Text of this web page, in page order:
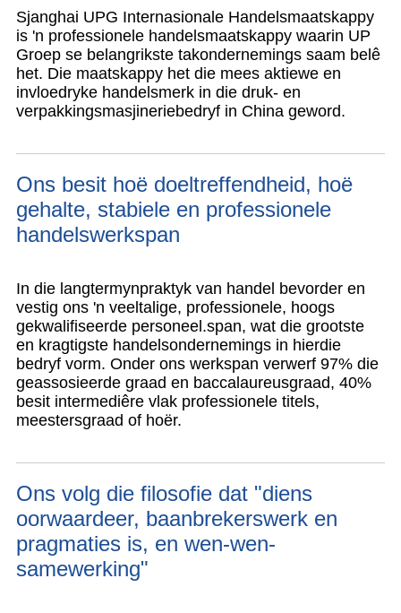
Sjanghai UPG Internasionale Handelsmaatskappy
is 'n professionele handelsmaatskappy waarin UP
Groep se belangrikste takondernemings saam belê
het. Die maatskappy het die mees aktiewe en
invloedryke handelsmerk in die druk- en
verpakkingsmasjineriebedryf in China geword.
Ons besit hoë doeltreffendheid, hoë
gehalte, stabiele en professionele
handelswerkspan
In die langtermynpraktyk van handel bevorder en
vestig ons 'n veeltalige, professionele, hoogs
gekwalifiseerde personeel.span, wat die grootste
en kragtigste handelsondernemings in hierdie
bedryf vorm. Onder ons werkspan verwerf 97% die
geassosieerde graad en baccalaureusgraad, 40%
besit intermediêre vlak professionele titels,
meestersgraad of hoër.
Ons volg die filosofie dat "diens
oorwaardeer, baanbrekerswerk en
pragmaties is, en wen-wen-
samewerking"